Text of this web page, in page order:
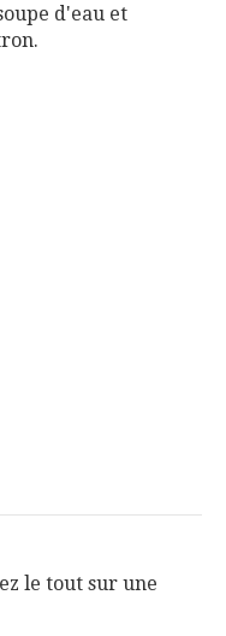
d'eau et
le tout sur une